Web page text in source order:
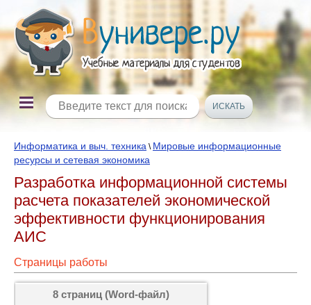
Информатика и выч. техника \ Мировые информационные
ресурсы и сетевая экономика
Разработка информационной системы
расчета показателей экономической
эффективности функционирования
АИС
Страницы работы
8 страниц (Word-файл)